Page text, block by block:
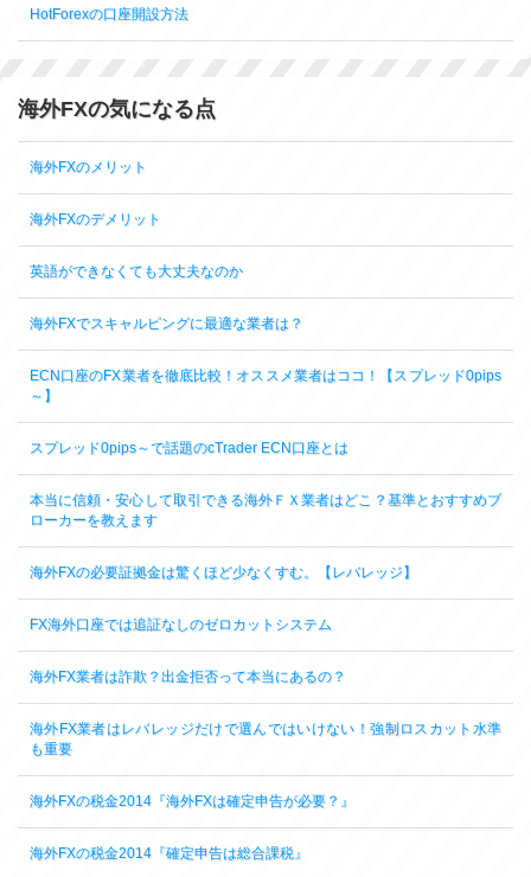
HotForexの口座開設方法
海外FXの気になる点
海外FXのメリット
海外FXのデメリット
英語ができなくても大丈夫なのか
海外FXでスキャルピングに最適な業者は？
ECN口座のFX業者を徹底比較！オススメ業者はココ！【スプレッド0pips
～】
スプレッド0pips～で話題のcTrader ECN口座とは
本当に信頼・安心して取引できる海外ＦＸ業者はどこ？基準とおすすめブ
ローカーを教えます
海外FXの必要証拠金は驚くほど少なくすむ。【レバレッジ】
FX海外口座では追証なしのゼロカットシステム
海外FX業者は詐欺？出金拒否って本当にあるの？
海外FX業者はレバレッジだけで選んではいけない！強制ロスカット水準
も重要
海外FXの税金2014『海外FXは確定申告が必要？』
海外FXの税金2014『確定申告は総合課税』